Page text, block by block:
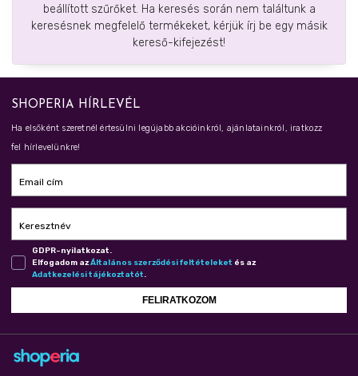
beállított szűrőket. Ha keresés során nem találtunk a
keresésnek megfelelő termékeket, kérjük írj be egy másik
kereső-kifejezést!
SHOPERIA HÍRLEVÉL
Ha elsőként szeretnél értesülni legújabb akcióinkról, ajánlatainkról, iratkozz
fel hírlevelünkre!
Email cím
Keresztnév
GDPR-nyilatkozat.
Elfogadom azÁl­ta­lá­nos szer­ző­dé­si fel­té­te­le­ket és az
Adat­ke­ze­lé­si tá­jé­koz­ta­tót.
FELIRATKOZOM